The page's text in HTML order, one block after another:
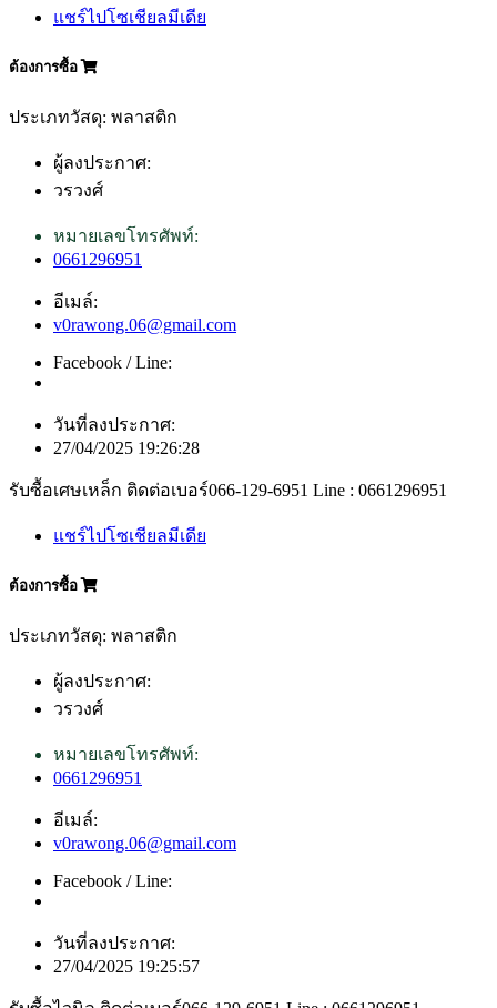
แชร์ไปโซเชียลมีเดีย
ต้องการซื้อ
ประเภทวัสดุ: พลาสติก
ผู้ลงประกาศ:
วรวงศ์
หมายเลขโทรศัพท์:
0661296951
อีเมล์:
v0rawong.06@gmail.com
Facebook / Line:
วันที่ลงประกาศ:
27/04/2025 19:26:28
รับซื้อเศษเหล็ก ติดต่อเบอร์066-129-6951 Line : 0661296951
แชร์ไปโซเชียลมีเดีย
ต้องการซื้อ
ประเภทวัสดุ: พลาสติก
ผู้ลงประกาศ:
วรวงศ์
หมายเลขโทรศัพท์:
0661296951
อีเมล์:
v0rawong.06@gmail.com
Facebook / Line:
วันที่ลงประกาศ:
27/04/2025 19:25:57